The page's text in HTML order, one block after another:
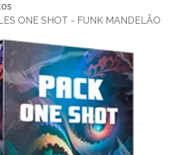
ONE SHOT - FUNK MANDELÃO